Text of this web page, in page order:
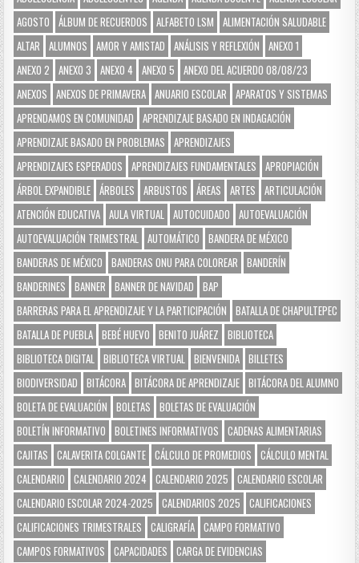
AGOSTO
ÁLBUM DE RECUERDOS ALFABETO LSM
ALIMENTACIÓN SALUDABLE
ALTAR
ALUMNOS AMOR Y AMISTAD ANÁLISIS Y REFLEXIÓN
ANEXO 1
ANEXO 2
ANEXO 3 ANEXO 4 ANEXO 5
ANEXO DEL ACUERDO 08/08/23
ANEXOS
ANEXOS DE PRIMAVERA ANUARIO ESCOLAR
APARATOS Y SISTEMAS
APRENDAMOS EN COMUNIDAD
APRENDIZAJE BASADO EN INDAGACIÓN
APRENDIZAJE BASADO EN PROBLEMAS
APRENDIZAJES
APRENDIZAJES ESPERADOS
APRENDIZAJES FUNDAMENTALES
APROPIACIÓN
ÁRBOL EXPANDIBLE ÁRBOLES ARBUSTOS ÁREAS ARTES
ARTICULACIÓN
ATENCIÓN EDUCATIVA AULA VIRTUAL AUTOCUIDADO
AUTOEVALUACIÓN
AUTOEVALUACIÓN TRIMESTRAL
AUTOMÁTICO
BANDERA DE MÉXICO
BANDERAS DE MÉXICO
BANDERAS ONU PARA COLOREAR
BANDERÍN
BANDERINES
BANNER BANNER DE NAVIDAD
BAP
BARRERAS PARA EL APRENDIZAJE Y LA PARTICIPACIÓN
BATALLA DE CHAPULTEPEC
BATALLA DE PUEBLA BEBÉ HUEVO BENITO JUÁREZ
BIBLIOTECA
BIBLIOTECA DIGITAL
BIBLIOTECA VIRTUAL BIENVENIDA BILLETES
BIODIVERSIDAD
BITÁCORA BITÁCORA DE APRENDIZAJE BITÁCORA DEL ALUMNO
BOLETA DE EVALUACIÓN
BOLETAS
BOLETAS DE EVALUACIÓN
BOLETÍN INFORMATIVO
BOLETINES INFORMATIVOS
CADENAS ALIMENTARIAS
CAJITAS
CALAVERITA COLGANTE CÁLCULO DE PROMEDIOS
CÁLCULO MENTAL
CALENDARIO
CALENDARIO 2024 CALENDARIO 2025
CALENDARIO ESCOLAR
CALENDARIO ESCOLAR 2024-2025
CALENDARIOS 2025
CALIFICACIONES
CALIFICACIONES TRIMESTRALES
CALIGRAFÍA CAMPO FORMATIVO
CAMPOS FORMATIVOS
CAPACIDADES
CARGA DE EVIDENCIAS